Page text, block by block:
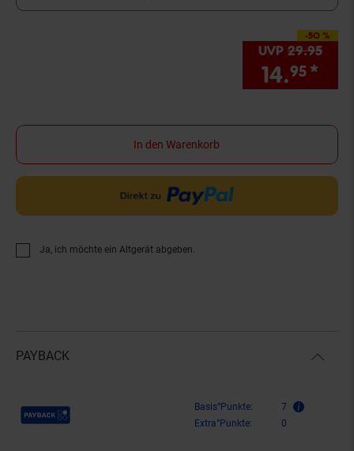
-50 %
Sie Sparen 50
UVP 29.95
14.95 *
In den Warenkorb
Ja, ich möchte ein Altgerät abgeben.
PAYBACK
Payback Punkte Basis°Punkte:
7
Extra°Punkte:
0